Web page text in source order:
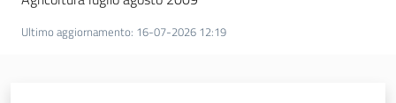
Ultimo aggiornamento: 16-07-2026 12:19